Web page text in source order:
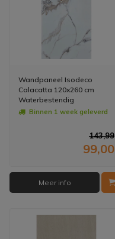
Wandpaneel Isodeco
Calacatta 120x260 cm
Waterbestendig
Hoogglans Goud Wit (Prijs
Binnen 1 week geleverd
143,99
99,00
Meer info